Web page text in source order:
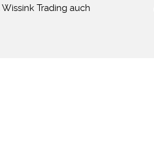
Trading auch